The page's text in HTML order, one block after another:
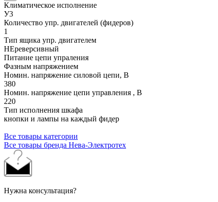
Климатическое исполнение
У3
Количество упр. двигателей (фидеров)
1
Тип ящика упр. двигателем
НЕреверсивный
Питание цепи упраления
Фазным напряжением
Номин. напряжение силовой цепи, В
380
Номин. напряжение цепи управления , В
220
Тип исполнения шкафа
кнопки и лампы на каждый фидер
Все товары категории
Все товары бренда Нева-Электротех
Нужна консультация?